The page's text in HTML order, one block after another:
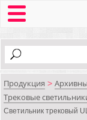
Продукция >
Трековые
Светильник трековый